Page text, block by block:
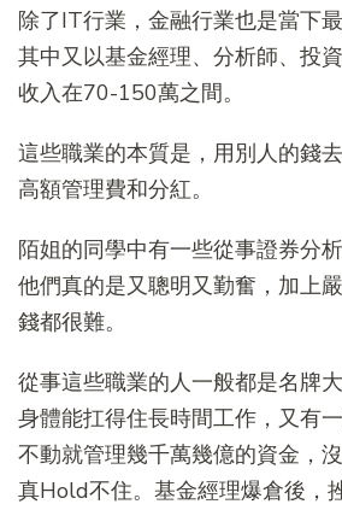
除了IT行業，金融行業也是當下
其中又以基金經理、分析師、投
收入在70-150萬之間。
這些職業的本質是，用別人的錢
高額管理費和分紅。
陌姐的同學中有一些從事證券分
他們真的是又聰明又勤奮，加上
錢都很難。
從事這些職業的人一般都是名牌
身體能扛得住長時間工作，又有
不動就管理幾千萬幾億的資金，
真Hold不住。基金經理爆倉後，